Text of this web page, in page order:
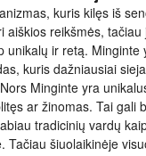
kuris kilęs iš
aiškios reikšmės,
unikalų ir retą. Minginte
kuris dažniausiai
Minginte yra
ar žinomas. Tai gali
tradicinių vardų
Tačiau šiuolaikinėje